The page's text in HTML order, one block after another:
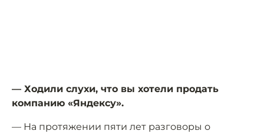
— Ходили слухи, что вы хотели продать
компанию «Яндексу».
— На протяжении пяти лет разговоры о